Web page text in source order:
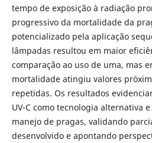
tempo de exposição à radiação
progressivo da mortalidade da
potencializado pela aplicação
lâmpadas resultou em maior
comparação ao uso de uma, mas
mortalidade atingiu valores
repetidas. Os resultados
UV-C como tecnologia alternativa
manejo de pragas, validando
desenvolvido e apontando